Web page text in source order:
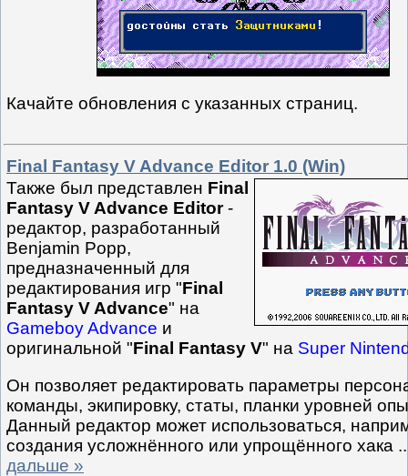
Качайте обновления с указанных страниц.
Final Fantasy V Advance Editor 1.0 (Win)
Также был представлен Final
Fantasy V Advance Editor-
редактор, разработанный
Benjamin Popp,
предназначенный для
редактирования игр "Final
Fantasy V Advance" на
Gameboy Advance и
оригинальной "Final Fantasy V" на Super
Он позволяет редактировать параметры
команды, экипировку, статы, планки уровней
Данный редактор может использоваться,
создания усложнённого или упрощённого хака
дальше »